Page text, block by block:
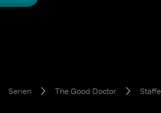
Serien The Good Doctor